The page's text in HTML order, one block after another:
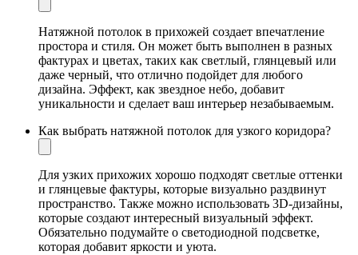
Натяжной потолок в прихожей создает впечатление
простора и стиля. Он может быть выполнен в разных
фактурах и цветах, таких как светлый, глянцевый или
даже черный, что отлично подойдет для любого
дизайна. Эффект, как звездное небо, добавит
уникальности и сделает ваш интерьер незабываемым.
Как выбрать натяжной потолок для узкого коридора?
Для узких прихожих хорошо подходят светлые оттенки
и глянцевые фактуры, которые визуально раздвинут
пространство. Также можно использовать 3D-дизайны,
которые создают интересный визуальный эффект.
Обязательно подумайте о светодиодной подсветке,
которая добавит яркости и уюта.